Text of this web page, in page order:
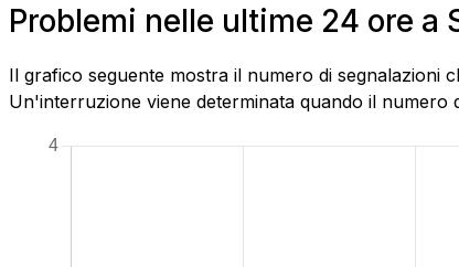
Problemi nelle ultime 24 ore a
Il grafico seguente mostra il numero di segnalazioni
Un'interruzione viene determinata quando il numero